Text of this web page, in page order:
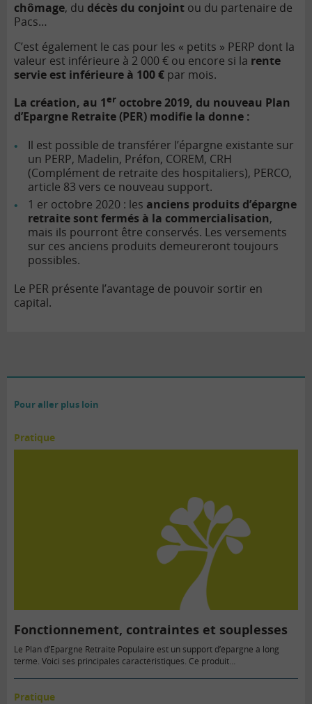
chômage, du décès du conjoint ou du partenaire de
Pacs…
C’est également le cas pour les « petits » PERP dont la
valeur est inférieure à 2 000 € ou encore si la rente
servie est inférieure à 100 € par mois.
La création, au 1er octobre 2019, du nouveau Plan
d’Epargne Retraite (PER) modifie la donne :
Il est possible de transférer l’épargne existante sur
un PERP, Madelin, Préfon, COREM, CRH
(Complément de retraite des hospitaliers), PERCO,
article 83 vers ce nouveau support.
1 er octobre 2020 : les anciens produits d’épargne
retraite sont fermés à la commercialisation,
mais ils pourront être conservés. Les versements
sur ces anciens produits demeureront toujours
possibles.
Le PER présente l’avantage de pouvoir sortir en
capital.
Pour aller plus loin
Pratique
Fonctionnement, contraintes et souplesses
Le Plan d’Epargne Retraite Populaire est un support d’épargne à long
terme. Voici ses principales caractéristiques. Ce produit…
Pratique